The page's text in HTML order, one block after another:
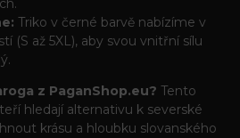
Triko v černé barvě nabízíme v
(S až 5XL), aby svou vnitřní sílu
z PaganShop.eu? Tento
hledají alternativu k severské
krásu a hloubku slovanského